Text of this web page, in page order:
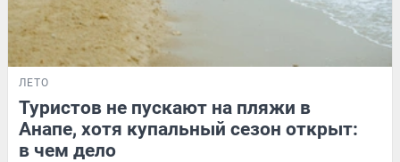
ЛЕТО
Туристов не пускают на пляжи в
Анапе, хотя купальный сезон открыт:
в чем дело